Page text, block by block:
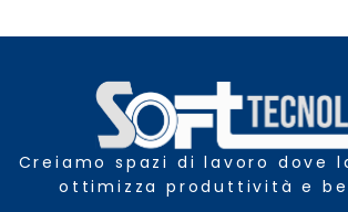
Creiamo spazi di lavoro dove
ottimizza produttività e